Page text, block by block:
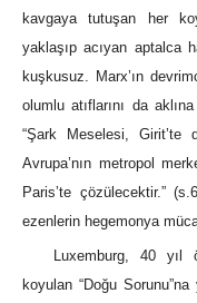
kavgaya tutuşan her
yaklaşıp acıyan aptalca
kuşkusuz. Marx’ın
olumlu atıflarını da
“Şark Meselesi, Girit’te
Avrupa’nın metropol
Paris’te çözülecektir.”
ezenlerin hegemonya
Luxemburg, 40 yıl
koyulan “Doğu